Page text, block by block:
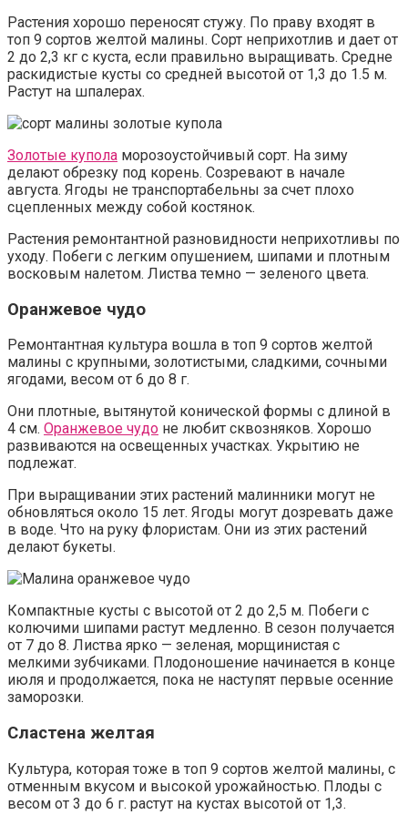
Растения хорошо переносят стужу. По праву входят в
топ 9 сортов желтой малины. Сорт неприхотлив и дает от
2 до 2,3 кг с куста, если правильно выращивать. Средне
раскидистые кусты со средней высотой от 1,3 до 1.5 м.
Растут на шпалерах.
Золотые купола морозоустойчивый сорт. На зиму
делают обрезку под корень. Созревают в начале
августа. Ягоды не транспортабельны за счет плохо
сцепленных между собой костянок.
Растения ремонтантной разновидности неприхотливы по
уходу. Побеги с легким опушением, шипами и плотным
восковым налетом. Листва темно — зеленого цвета.
Оранжевое чудо
Ремонтантная культура вошла в топ 9 сортов желтой
малины с крупными, золотистыми, сладкими, сочными
ягодами, весом от 6 до 8 г.
Они плотные, вытянутой конической формы с длиной в
4 см. Оранжевое чудо не любит сквозняков. Хорошо
развиваются на освещенных участках. Укрытию не
подлежат.
При выращивании этих растений малинники могут не
обновляться около 15 лет. Ягоды могут дозревать даже
в воде. Что на руку флористам. Они из этих растений
делают букеты.
Компактные кусты с высотой от 2 до 2,5 м. Побеги с
колючими шипами растут медленно. В сезон получается
от 7 до 8. Листва ярко — зеленая, морщинистая с
мелкими зубчиками. Плодоношение начинается в конце
июля и продолжается, пока не наступят первые осенние
заморозки.
Сластена желтая
Культура, которая тоже в топ 9 сортов желтой малины, с
отменным вкусом и высокой урожайностью. Плоды с
весом от 3 до 6 г. растут на кустах высотой от 1,3.